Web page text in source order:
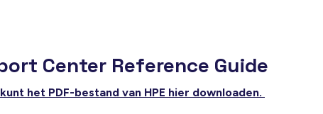
Center Reference Guide
het PDF-bestand van HPE hier downloaden.